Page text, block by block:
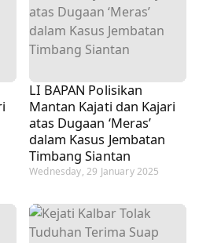
LI BAPAN Polisikan
Mantan Kajati dan Kajari
atas Dugaan ‘Meras’
dalam Kasus Jembatan
Timbang Siantan
Wednesday, 29 January 2025